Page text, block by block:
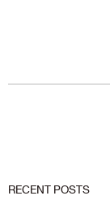
RECENT POSTS